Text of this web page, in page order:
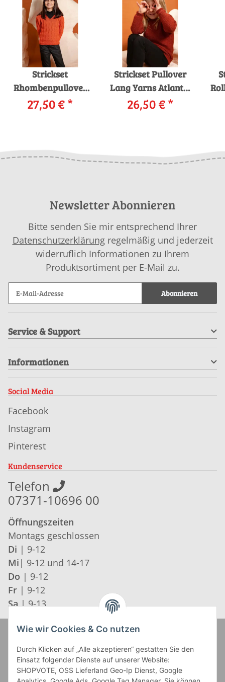
Strickset
Rhombenpullover
mit V-Ausschnitt
Lang Yarns Atlantis
27,50 €*
Strickset Pullover
Lang Yarns Atlantis
FINN mit Anleitung
in garnwelt-Box
26,50 €*
Newsletter Abonnieren
Bitte senden Sie mir entsprechend Ihrer
Datenschutzerklärungregelmäßig und jederzeit
widerruflich Informationen zu Ihrem
Produktsortiment per E-Mail zu.
Abonnieren
Service & Support
Informationen
Social Media
Facebook
Instagram
Pinterest
Kundenservice
Telefon
07371-10696 00
Öffnungszeiten
Montags geschlossen
Di | 9-12
Mi | 9-12 und 14-17
Do | 9-12
Fr | 9-12
Sa | 9-13
Wie wir Cookies & Co nutzen
Durch Klicken auf „Alle akzeptieren“ gestatten Sie den
Einsatz folgender Dienste auf unserer Website:
SHOPVOTE, OSS Lieferland Geo-Ip Dienst, Google